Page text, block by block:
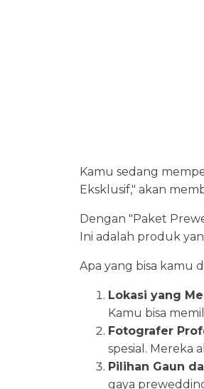
Kamu sedang
Eksklusif," akan
Dengan "Paket
Ini adalah produk
Apa yang bisa kamu
Lokasi yang
Kamu bisa
Fotografer
spesial. Mereka
Pilihan Gaun
gaya